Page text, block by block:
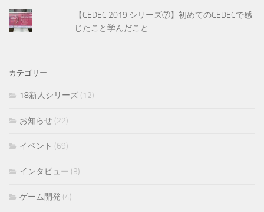
【CEDEC 2019 シリーズ⑦】初めてのCEDECで感
じたこと学んだこと
カテゴリー
18新人シリーズ (12)
お知らせ (22)
イベント (69)
インタビュー (3)
ゲーム開発 (4)